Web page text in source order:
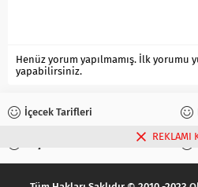
Henüz yorum yapılmamış. İlk yorumu
yapabilirsiniz.
İçecek Tarifleri
REKLAMI